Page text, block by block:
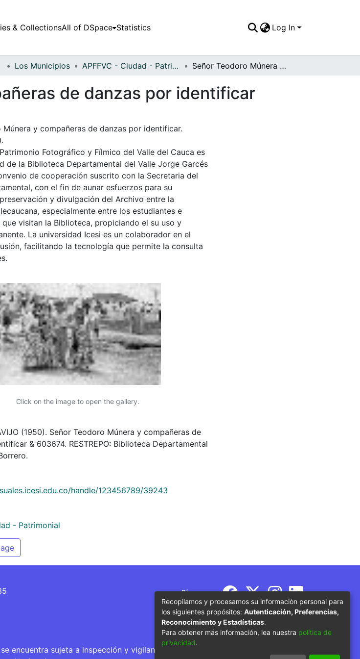
& CollectionsAll of DSpace Statistics Log In
Los Municipios APFFVC - Ciudad - Patrimonial Señor Teodoro Múnera y compañeras de danzas por identificar
de danzas por identificar
Múnera y compañeras de danzas por identificar.
Fotográfico y Fílmico del Valle del Cauca es
de la Biblioteca Departamental del Valle Jorge Garcés
de cooperación suscrito con la Secretaria del
con el fin de aunar esfuerzos para su
y divulgación del Archivo entre la
especialmente entre los estudiantes e
visitan la Biblioteca, propiciando el su uso y
La universidad Icesi es un colaborador en el
facilitando la tecnología que permite la consulta
Click on the image to open the gallery.
(1950). Señor Teodoro Múnera y compañeras de
& 603674. RESTREPO: Biblioteca Departamental
handle/123456789/39243
- Patrimonial
Síguenos
encuentra sujeta a inspección y vigilancia por parte del Ministerio de Educación
Recopilamos y procesamos su información personal para
los siguientes propósitos: Autenticación, Preferencias,
Reconocimiento y Estadísticas.
Para obtener más información, lea nuestra política de
privacidad.